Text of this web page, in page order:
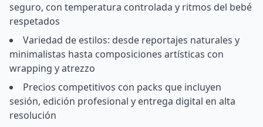
seguro, con temperatura controlada y ritmos del bebé
respetados
Variedad de estilos: desde reportajes naturales y
minimalistas hasta composiciones artísticas con
wrapping y atrezzo
Precios competitivos con packs que incluyen
sesión, edición profesional y entrega digital en alta
resolución